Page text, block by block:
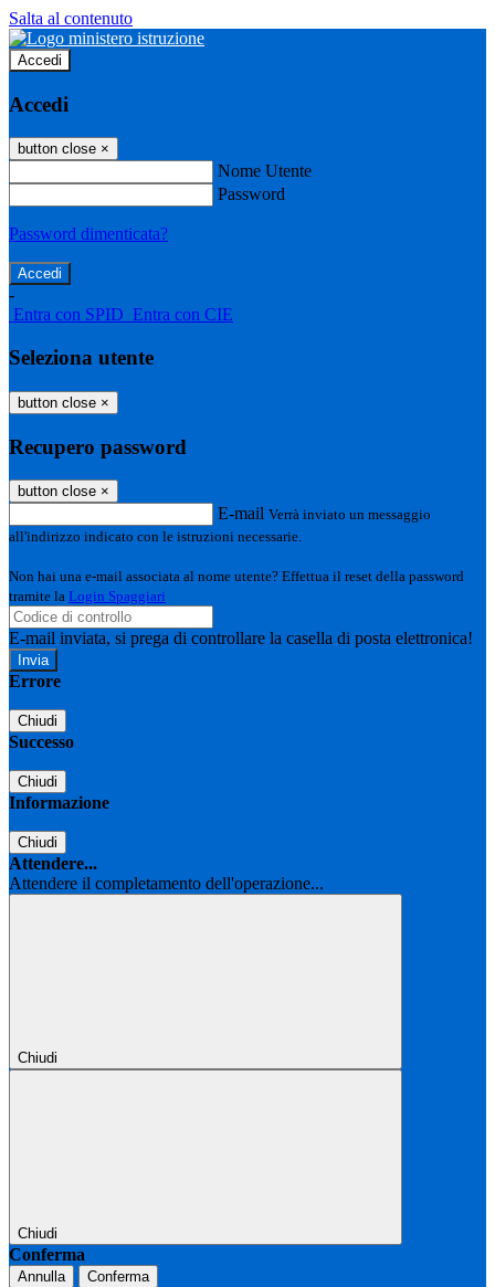
Salta al contenuto
Accedi
Accedi
button close ×
Nome Utente
Password
Password dimenticata?
-
Entra con SPID Entra con CIE
Seleziona utente
button close ×
Recupero password
button close ×
E-mail Verrà inviato un messaggio
all'indirizzo indicato con le istruzioni necessarie.
Non hai una e-mail associata al nome utente? Effettua il reset della password
tramite la Login Spaggiari
E-mail inviata, si prega di controllare la casella di posta elettronica!
Errore
Chiudi
Successo
Chiudi
Informazione
Chiudi
Attendere...
Attendere il completamento dell'operazione...
Chiudi
Chiudi
Conferma
Annulla Conferma